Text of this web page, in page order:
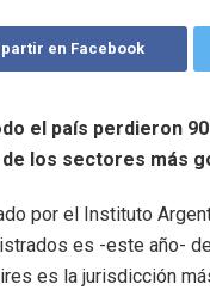
en Facebook
el país perdieron
los sectores más
por el Instituto
es -este año-
es la jurisdicción